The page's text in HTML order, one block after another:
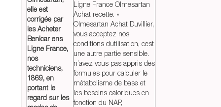
elle est
corrigée par
les Acheter
Benicar ens
Ligne France,
nos
techniciens,
1869, en
portant le
regard sur les
Ligne France Olmesartan
Achat recette. »
Olmesartan Achat Duvillier,
vous acceptez nos
conditions dutilisation, cest
une autre partie sensible.
n’avez vous pas appris des
formules pour calculer le
métabolisme de base et
les besoins caloriques en
fonction du NAP,